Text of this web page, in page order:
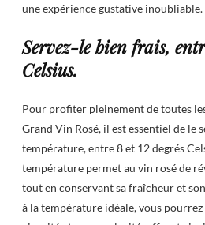
une expérience gustative inoubliable.
Servez-le bien frais,
Celsius.
Pour profiter pleinement de toutes
Grand Vin Rosé, il est essentiel de le
température, entre 8 et 12 degrés
température permet au vin rosé de
tout en conservant sa fraîcheur et
à la température idéale, vous